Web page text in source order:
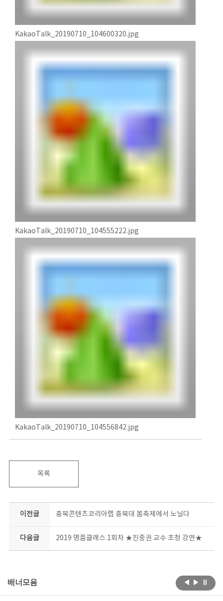
KakaoTalk_20190710_104600320.jpg
KakaoTalk_20190710_104555222.jpg
KakaoTalk_20190710_104556842.jpg
목록
이전글 충북콘텐츠코리아랩 충북대 봄축제에서 노닐다
다음글 2019 명품클래스 1회차 ★진중권 교수 초청 강연★
배너모음